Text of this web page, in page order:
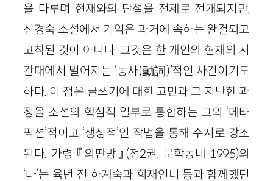
을 다루며 현재와의 단절을 전제로 전개되지만,
신경숙 소설에서 기억은 과거에 속하는 완결되고
고착된 것이 아니다. 그것은 한 개인의 현재의 시
간대에서 벌어지는 ‘동사(動詞)’적인 사건이기도
하다. 이 점은 글쓰기에 대한 고민과 그 지난한 과
정을 소설의 핵심적 일부로 통합하는 그의 ‘메타
픽션’적이고 ‘생성적’인 작법을 통해 수시로 강조
된다. 가령 『외딴방』(전2권, 문학동네 1995)의
‘나’는 육년 전 하계숙과 희재언니 등과 함께했던